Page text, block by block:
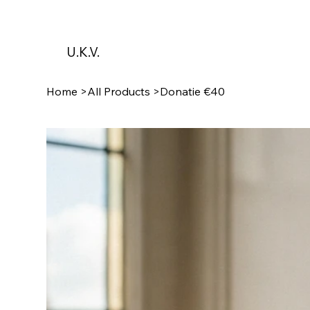
U.K.V.
Home >All Products >Donatie €40